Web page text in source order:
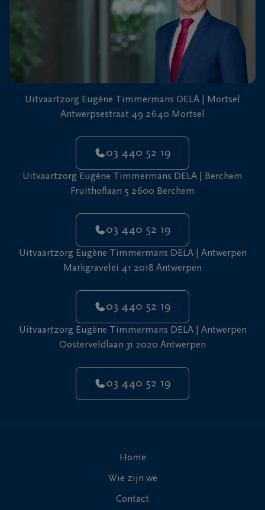
Uitvaartzorg Eugène Timmermans DELA | Mortsel
Antwerpsestraat 49 2640 Mortsel
03 440 52 19
Uitvaartzorg Eugène Timmermans DELA | Berchem
Fruithoflaan 5 2600 Berchem
03 440 52 19
Uitvaartzorg Eugène Timmermans DELA | Antwerpen
Markgravelei 41 2018 Antwerpen
03 440 52 19
Uitvaartzorg Eugène Timmermans DELA | Antwerpen
Oosterveldlaan 31 2020 Antwerpen
03 440 52 19
Home
Wie zijn we
Contact